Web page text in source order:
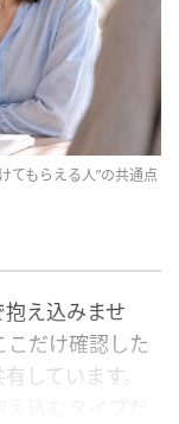
てもらえる人”の共通点
え込みませ
だけ確認した
しています。